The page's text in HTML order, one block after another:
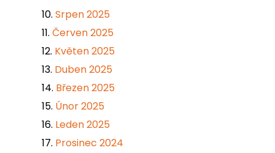
Srpen 2025
Červen 2025
Květen 2025
Duben 2025
Březen 2025
Únor 2025
Leden 2025
Prosinec 2024